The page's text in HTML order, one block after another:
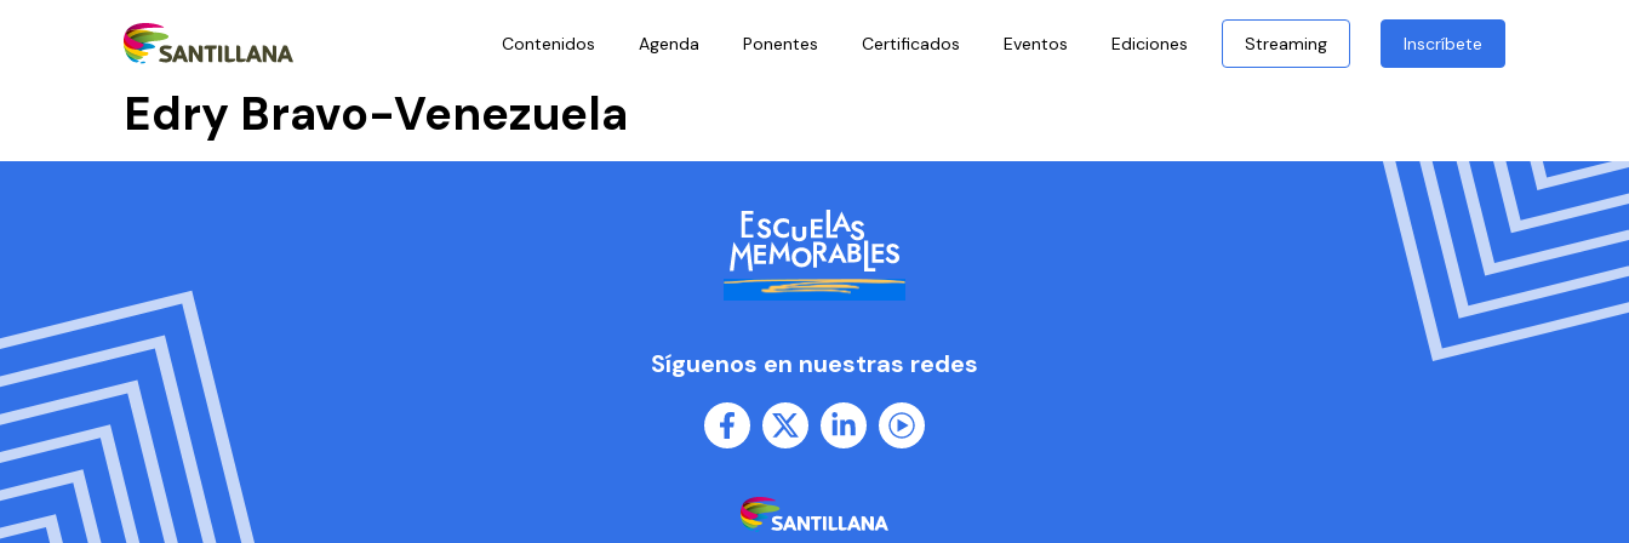
Contenidos Agenda Ponentes Certificados Eventos Ediciones Streaming Inscríbete
Edry Bravo-Venezuela
Síguenos en nuestras redes